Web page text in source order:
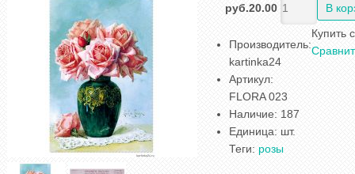
руб.20.00
Производитель:
kartinka24
Артикул:
FLORA 023
Наличие: 187
Единица: шт.
Теги: розы
Купить